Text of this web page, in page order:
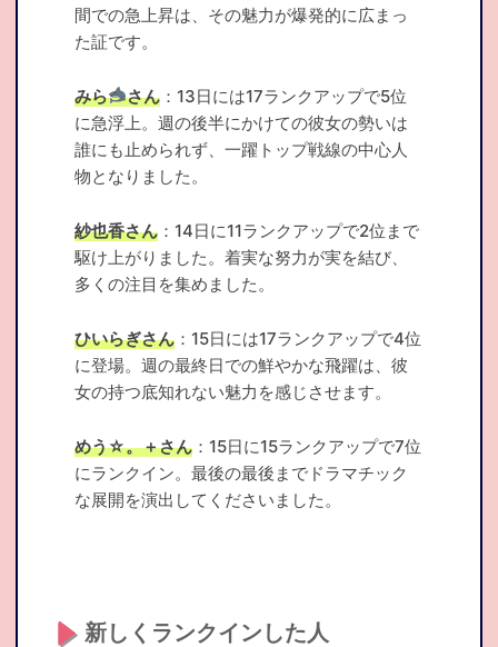
間での急上昇は、その魅力が爆発的に広まっ
た証です。
みら さん ：13日には17ランクアップで5位
に急浮上。週の後半にかけての彼女の勢いは
誰にも止められず、一躍トップ戦線の中心人
物となりました。
紗也香さん ：14日に11ランクアップで2位まで
駆け上がりました。着実な努力が実を結び、
多くの注目を集めました。
ひいらぎさん ：15日には17ランクアップで4位
に登場。週の最終日での鮮やかな飛躍は、彼
女の持つ底知れない魅力を感じさせます。
めう☆。＋さん ：15日に15ランクアップで7位
にランクイン。最後の最後までドラマチック
な展開を演出してくださいました。
新しくランクインした人